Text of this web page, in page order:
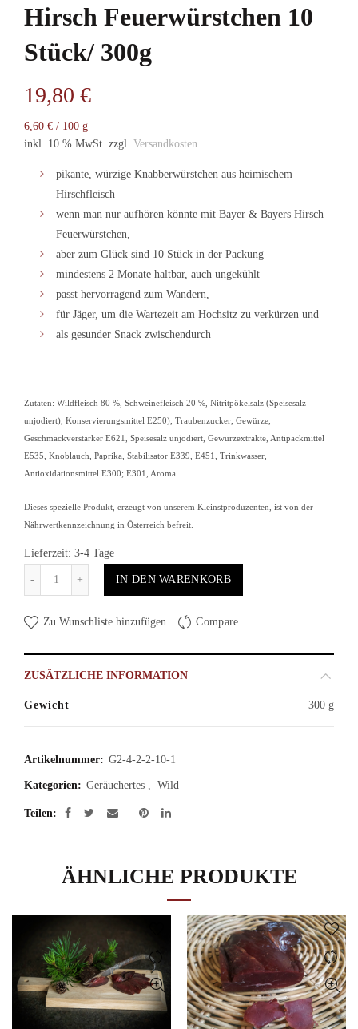
Hirsch Feuerwürstchen 10
Stück/ 300g
19,80 €
6,60 € / 100 g
inkl. 10 % MwSt. zzgl. Versandkosten
pikante, würzige Knabberwürstchen aus heimischem
Hirschfleisch
wenn man nur aufhören könnte mit Bayer & Bayers Hirsch
Feuerwürstchen,
aber zum Glück sind 10 Stück in der Packung
mindestens 2 Monate haltbar, auch ungekühlt
passt hervorragend zum Wandern,
für Jäger, um die Wartezeit am Hochsitz zu verkürzen und
als gesunder Snack zwischendurch
Zutaten: Wildfleisch 80 %, Schweinefleisch 20 %, Nitritpökelsalz (Speisesalz
unjodiert), Konservierungsmittel E250), Traubenzucker, Gewürze,
Geschmackverstärker E621, Speisesalz unjodiert, Gewürzextrakte, Antipackmittel
E535, Knoblauch, Paprika, Stabilisator E339, E451, Trinkwasser,
Antioxidationsmittel E300; E301, Aroma
Dieses spezielle Produkt, erzeugt von unserem Kleinstproduzenten, ist von der
Nährwertkennzeichnung in Österreich befreit.
Lieferzeit: 3-4 Tage
Anzahl
IN DEN WARENKORB
Zu Wunschliste hinzufügen Compare
ZUSÄTZLICHE INFORMATION
Gewicht 300 g
Artikelnummer: G2-4-2-2-10-1
Kategorien: Geräuchertes , Wild
Teilen
ÄHNLICHE PRODUKTE